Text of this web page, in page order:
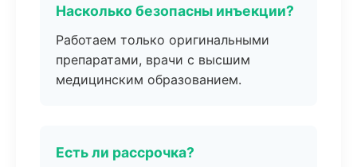
Насколько безопасны инъекции?
Работаем только оригинальными
препаратами, врачи с высшим
медицинским образованием.
Есть ли рассрочка?